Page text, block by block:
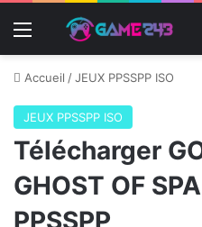
Menu
Accueil /JEUX PPSSPP ISO
JEUX PPSSPP ISO
Télécharger
GHOST OF
PPSSPP